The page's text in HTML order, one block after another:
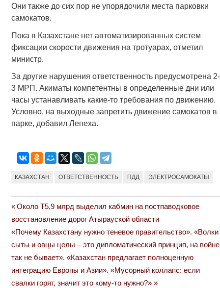
Они также до сих пор не упорядочили места парковки
самокатов.
Пока в Казахстане нет автоматизированных систем
фиксации скорости движения на тротуарах, отметил
министр.
За другие нарушения ответственность предусмотрена 2-
3 МРП. Акиматы компетентны в определенные дни или
часы устанавливать какие-то требования по движению.
Условно, на выходные запретить движение самокатов в
парке, добавил Лепеха.
КАЗАХСТАН ОТВЕТСТВЕННОСТЬ ПДД ЭЛЕКТРОСАМОКАТЫ
Навигация
по
записям
Previous
Post:
Около Т5,9 млрд выделил кабмин на постпаводковое
восстановление дорог Атырауской области
Next
Post:
«Почему Казахстану нужно теневое правительство». «Волки
сыты и овцы целы – это дипломатический принцип, на войне
так не бывает». «Казахстан предлагает полноценную
интеграцию Европы и Азии». «Мусорный коллапс: если
свалки горят, значит это кому-то нужно?»